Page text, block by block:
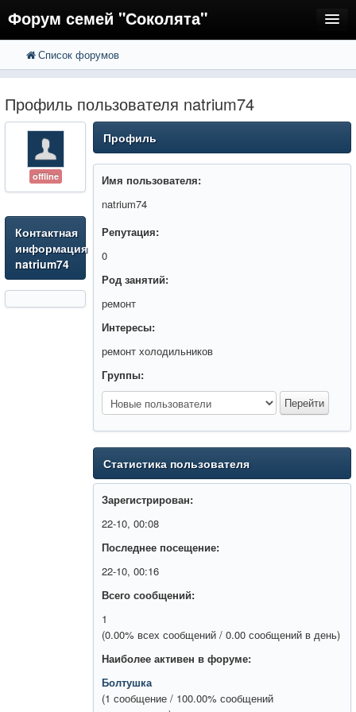
Форум семей "Соколята"
FAQ
Регистрация
Вход
Список форумов
Профиль пользователя natrium74
offline
Контактная
информация
natrium74
Профиль
Имя пользователя:
natrium74
Репутация:
0
Род занятий:
ремонт
Интересы:
ремонт холодильников
Группы:
Статистика пользователя
Зарегистрирован:
22-10, 00:08
Последнее посещение:
22-10, 00:16
Всего сообщений:
1
(0.00% всех сообщений / 0.00 сообщений в день)
Наиболее активен в форуме:
Болтушка
(1 сообщение / 100.00% сообщений